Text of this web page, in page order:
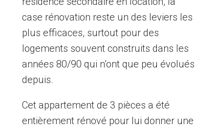
case rénovation reste un des leviers les
plus efficaces, surtout pour des
logements souvent construits dans les
années 80/90 qui n’ont que peu évolués
depuis.
Cet appartement de 3 pièces a été
entièrement rénové pour lui donner une